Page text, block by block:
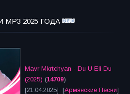
2025 ГОДА
Mavr Mkrtchyan - Du U Eli Du
(2025) (14709)
[21.04.2025] [Армянские Песни]